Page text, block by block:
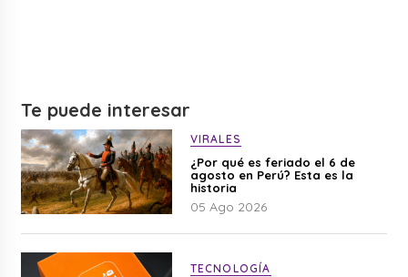
Te puede interesar
VIRALES
¿Por qué es feriado el 6 de
agosto en Perú? Esta es la
historia
05 Ago 2026
TECNOLOGÍA